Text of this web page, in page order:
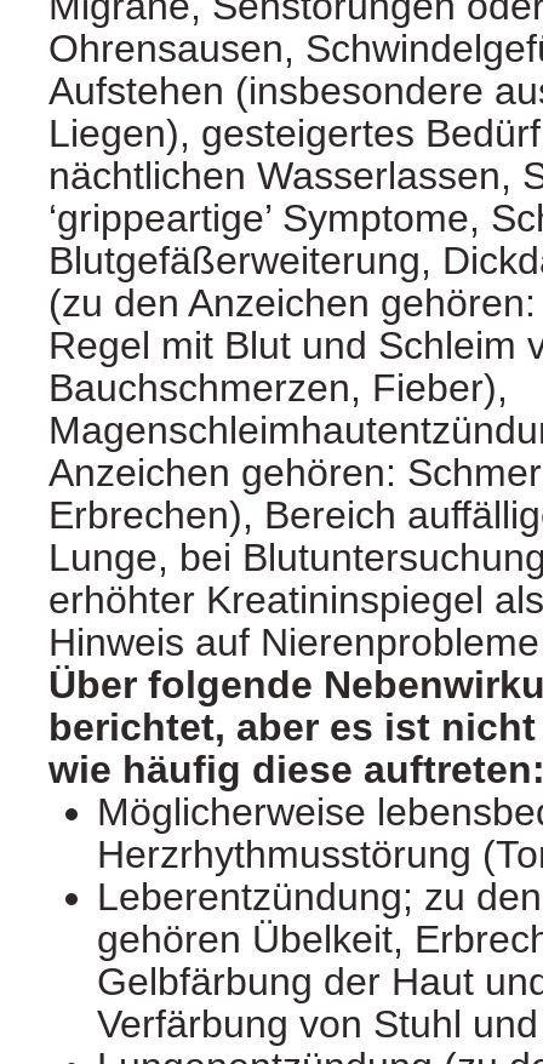
Ohrensausen,
Aufstehen (insbesondere
Liegen), gesteigertes
nächtlichen Wasserlassen,
‘grippeartige’ Symptome,
Blutgefäßerweiterung,
(zu den Anzeichen
Regel mit Blut und Schleim
Bauchschmerzen, Fieber),
Anzeichen gehören:
Erbrechen), Bereich
Lunge, bei
erhöhter Kreatininspiegel
Hinweis auf
Über folgende
berichtet, aber es ist
wie häufig diese
Möglicherweise
Herzrhythmusstörung
Leberentzündung; zu
gehören Übelkeit,
Gelbfärbung der Haut
Verfärbung von Stuhl